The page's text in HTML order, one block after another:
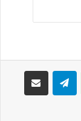
واتساب تيلقرام مشاركة عبر البريد